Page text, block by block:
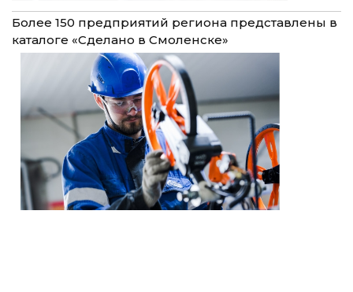
Более 150 предприятий региона представлены в
каталоге «Сделано в Смоленске»